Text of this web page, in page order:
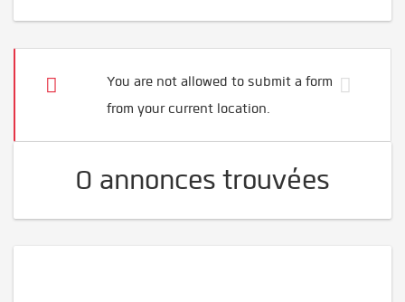
You are not allowed to submit a form
from your current location.
0 annonces trouvées